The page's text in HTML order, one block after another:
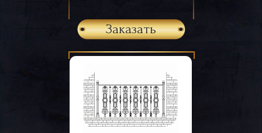
Заказать